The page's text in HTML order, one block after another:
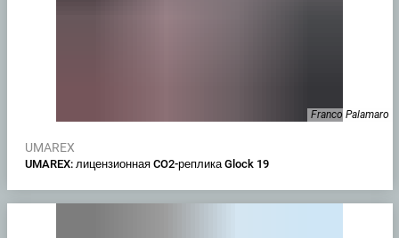
Franco Palamaro
UMAREX
UMAREX: лицензионная CO2-реплика Glock 19